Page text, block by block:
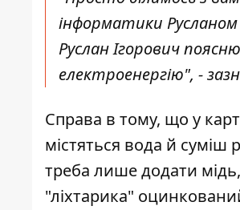
інформатики Русланом
Руслан Ігорович
електроенергію", -
Справа в тому, що у
містяться вода й суміш
треба лише додати
"ліхтарика"